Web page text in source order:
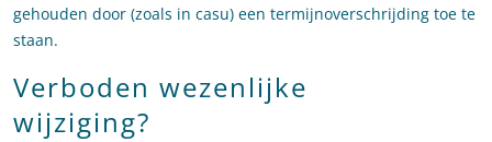
gehouden door (zoals in casu) een termijnoverschrijding toe te
staan.
Verboden wezenlijke
wijziging?